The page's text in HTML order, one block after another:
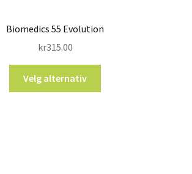
Biomedics 55 Evolution
kr315.00
Velg alternativ